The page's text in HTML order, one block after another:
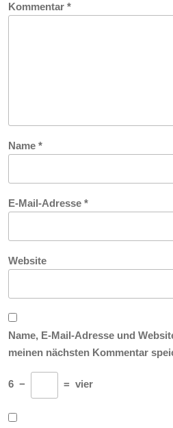
Kommentar *
Name *
E-Mail-Adresse *
Website
Name, E-Mail-Adresse und
meinen nächsten Kommentar
6 − = vier